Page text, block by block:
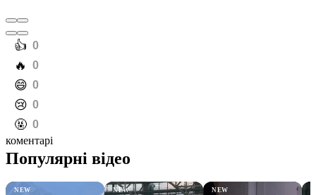
️👍 0
️🔥 0
️😄 0
️😢 0
️🤬 0
коментарі